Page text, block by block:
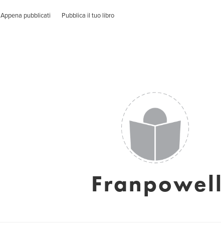
Appena pubblicati Pubblica il tuo libro
Franpowell